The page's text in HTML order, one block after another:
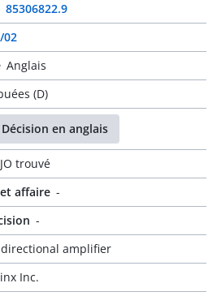
85306822.9
02
Anglais
(D)
Décision en anglais
trouvé
affaire -
-
amplifier
Inc.